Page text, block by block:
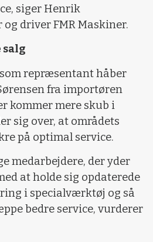
siger Henrik
og driver FMR Maskiner.
repræsentant håber
fra importøren
kommer mere skub i
sig over, at områdets
på optimal service.
medarbejdere, der yder
at holde sig opdaterede
i specialværktøj og så
bedre service, vurderer